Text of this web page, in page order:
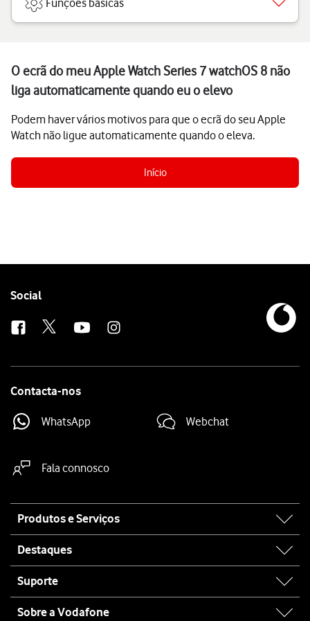
Funções básicas
O ecrã do meu Apple Watch Series 7 watchOS 8 não
liga automaticamente quando eu o elevo
Podem haver vários motivos para que o ecrã do seu Apple
Watch não ligue automaticamente quando o eleva.
Início
Follow
Social
Contacta-nos
WhatsApp Webchat
Fala connosco
map
Produtos e Serviços
Destaques
Suporte
Sobre a Vodafone